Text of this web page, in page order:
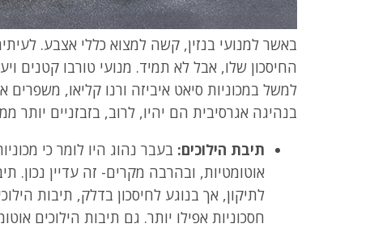
באשר למנועי בנזין, קשה למצוא כללי אצבע.
החיסכון שלו, אבל לא תמיד. מנועי טורבו קטנים
למשל במכוניות סיאט איביזה ורנו קליאו,
בנהיגה אגרסיבית הם יהיו, לרוב, בזבזניים יותר
תיבת הילוכים: בעבר נהוג היו לומר כי
אוטומטיות, ובהרבה מקרים- זה עדיין נכון.
לתיקון, אך בנוגע לחיסכון בדלק, תיבות
חסכוניות אפילו יותר. גם תיבות הילוכים